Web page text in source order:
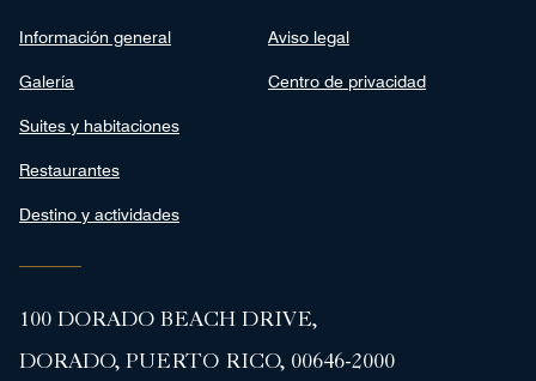
Información general
Galería
Suites y habitaciones
Restaurantes
Destino y actividades
Aviso legal
Centro de privacidad
100 DORADO BEACH DRIVE,
DORADO, PUERTO RICO, 00646-2000